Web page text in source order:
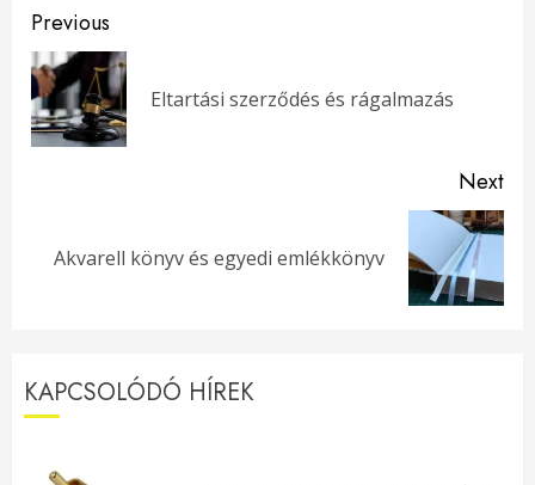
Post
navigation
Previous
Eltartási szerződés és rágalmazás
Next
Next
Akvarell könyv és egyedi emlékkönyv
KAPCSOLÓDÓ HÍREK